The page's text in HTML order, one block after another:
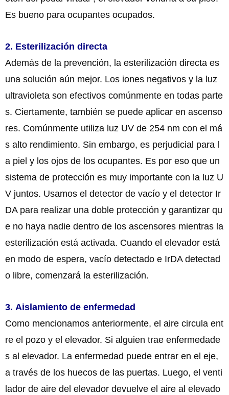
Es bueno para ocupantes ocupados.
2. Esterilización directa
Además de la prevención, la esterilización directa es
una solución aún mejor. Los iones negativos y la luz
ultravioleta son efectivos comúnmente en todas parte
s. Ciertamente, también se puede aplicar en ascenso
res. Comúnmente utiliza luz UV de 254 nm con el má
s alto rendimiento. Sin embargo, es perjudicial para l
a piel y los ojos de los ocupantes. Es por eso que un
sistema de protección es muy importante con la luz U
V juntos. Usamos el detector de vacío y el detector Ir
DA para realizar una doble protección y garantizar qu
e no haya nadie dentro de los ascensores mientras la
esterilización está activada. Cuando el elevador está
en modo de espera, vacío detectado e IrDA detectad
o libre, comenzará la esterilización.
3. Aislamiento de enfermedad
Como mencionamos anteriormente, el aire circula ent
re el pozo y el elevador. Si alguien trae enfermedade
s al elevador. La enfermedad puede entrar en el eje,
a través de los huecos de las puertas. Luego, el venti
lador de aire del elevador devuelve el aire al elevado